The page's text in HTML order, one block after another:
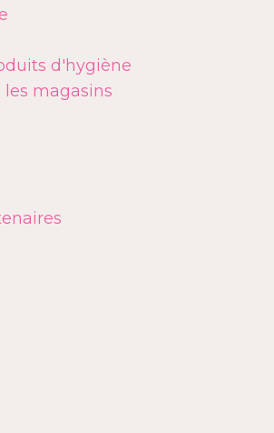
d'hygiène
les magasins